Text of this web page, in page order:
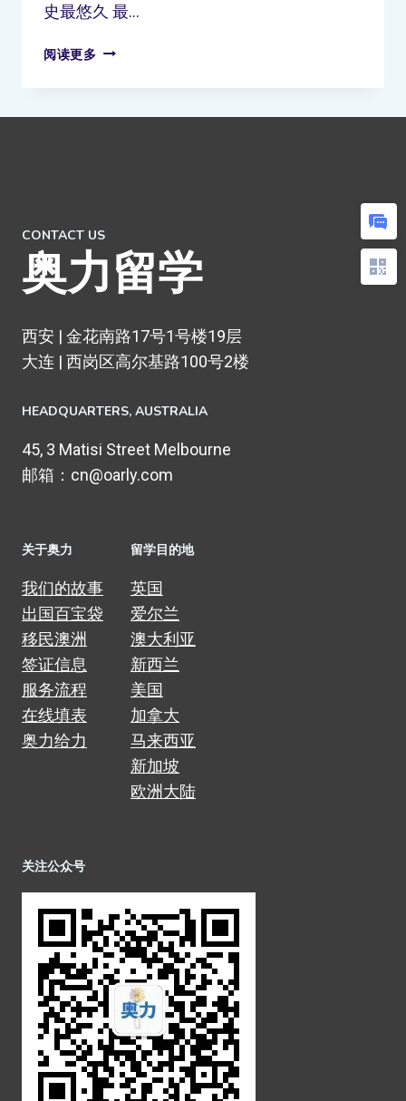
史最悠久 最…
阅读更多
CONTACT US
奥力留学
西安 | 金花南路17号1号楼19层
大连 | 西岗区高尔基路100号2楼
HEADQUARTERS​, AUSTRALIA
45, 3 Matisi Street Melbourne
邮箱：cn@oarly.com
关于奥力
我们的故事
出国百宝袋
移民澳洲
签证信息
服务流程
在线填表
奥力给力
留学目的地
英国
爱尔兰
澳大利亚
新西兰
美国
加拿大
马来西亚
新加坡
欧洲大陆
关注公众号